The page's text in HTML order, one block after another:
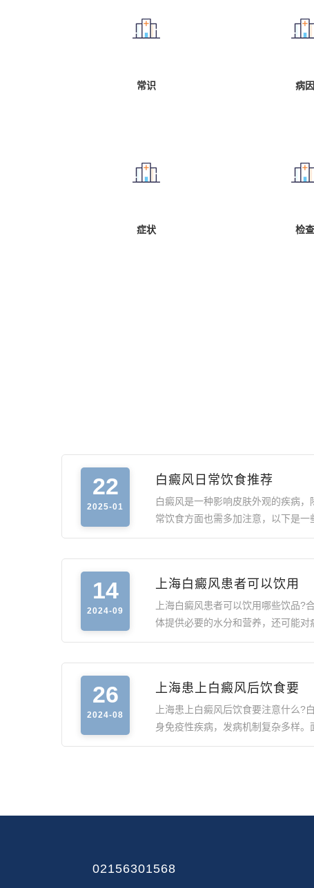
常识 病因
症状 检查
22
2025-01
白癜风日常饮食推荐
白癜风是一种影响皮肤外观的疾病，
常饮食方面也需多加注意，以下是一
14
2024-09
上海白癜风患者可以饮用
上海白癜风患者可以饮用哪些饮品?
体提供必要的水分和营养，还可能对
26
2024-08
上海患上白癜风后饮食要
上海患上白癜风后饮食要注意什么?
身免疫性疾病，发病机制复杂多样。
02156301568